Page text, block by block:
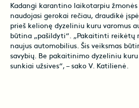
Kadangi karantino laikotarpiu
naudojasi gerokai rečiau, draudikė
prieš kelionę dyzeliniu kuru varomus
būtina „pašildyti“. „Pakaitinti reikėtų
naujus automobilius. Šis veiksmas
savybių. Be pakaitinimo dyzeliniu
sunkiai užsives“, – sako V. Katilienė.